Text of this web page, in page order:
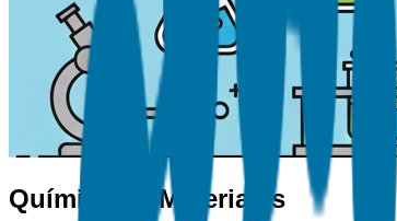
Químicos y Materiales